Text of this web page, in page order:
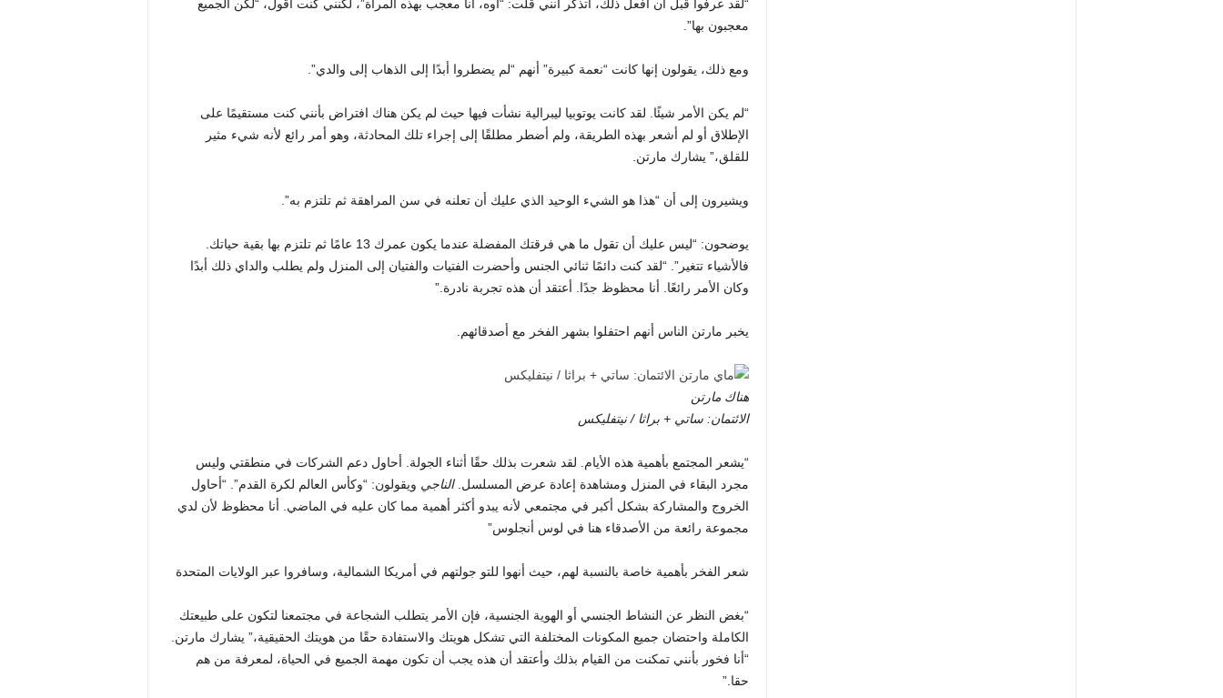
“لقد عرفوا قبل أن أفعل ذلك، أتذكر أنني قلت: “أوه، أنا معجب بهذه المرأة”، لكنني كنت أقول، “لكن الجميع
معجبون بها”.
ومع ذلك، يقولون إنها كانت “نعمة كبيرة” أنهم “لم يضطروا أبدًا إلى الذهاب إلى والدي”.
“لم يكن الأمر شيئًا. لقد كانت يوتوبيا ليبرالية نشأت فيها حيث لم يكن هناك افتراض بأنني كنت مستقيمًا على
الإطلاق أو لم أشعر بهذه الطريقة، ولم أضطر مطلقًا إلى إجراء تلك المحادثة، وهو أمر رائع لأنه شيء مثير
للقلق،” يشارك مارتن.
ويشيرون إلى أن “هذا هو الشيء الوحيد الذي عليك أن تعلنه في سن المراهقة ثم تلتزم به”.
يوضحون: “ليس عليك أن تقول ما هي فرقتك المفضلة عندما يكون عمرك 13 عامًا ثم تلتزم بها بقية حياتك.
فالأشياء تتغير”. “لقد كنت دائمًا ثنائي الجنس وأحضرت الفتيات والفتيان إلى المنزل ولم يطلب والداي ذلك أبدًا
وكان الأمر رائعًا. أنا محظوظ جدًا. أعتقد أن هذه تجربة نادرة.”
يخبر مارتن الناس أنهم احتفلوا بشهر الفخر مع أصدقائهم.
هناك مارتن
الائتمان: ساتي + براثا / نيتفليكس
“يشعر المجتمع بأهمية هذه الأيام. لقد شعرت بذلك حقًا أثناء الجولة. أحاول دعم الشركات في منطقتي وليس
مجرد البقاء في المنزل ومشاهدة إعادة عرض المسلسل.الناجي ويقولون: “وكأس العالم لكرة القدم”. “أحاول
الخروج والمشاركة بشكل أكبر في مجتمعي لأنه يبدو أكثر أهمية مما كان عليه في الماضي. أنا محظوظ لأن لدي
مجموعة رائعة من الأصدقاء هنا في لوس أنجلوس”
شعر الفخر بأهمية خاصة بالنسبة لهم، حيث أنهوا للتو جولتهم في أمريكا الشمالية، وسافروا عبر الولايات المتحدة
“بغض النظر عن النشاط الجنسي أو الهوية الجنسية، فإن الأمر يتطلب الشجاعة في مجتمعنا لتكون على طبيعتك
الكاملة واحتضان جميع المكونات المختلفة التي تشكل هويتك والاستفادة حقًا من هويتك الحقيقية،” يشارك مارتن.
“أنا فخور بأنني تمكنت من القيام بذلك وأعتقد أن هذه يجب أن تكون مهمة الجميع في الحياة، لمعرفة من هم
حقا.”